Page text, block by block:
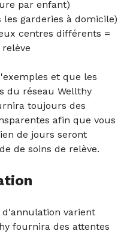
par enfant)
garderies à domicile)
centres différents =
et que les
du réseau Wellthy
toujours des
afin que vous
de jours seront
de soins de relève.
d'annulation varient
fournira des attentes